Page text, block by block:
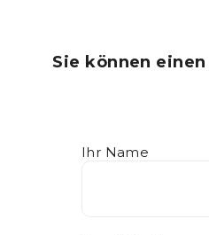
Sie können
Ihr Name